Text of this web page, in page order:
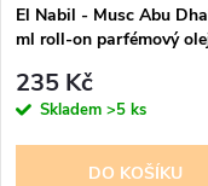
El Nabil - Musc Abu
ml roll-on parfémový
235 Kč
Skladem >5 ks
DO KOŠÍKU